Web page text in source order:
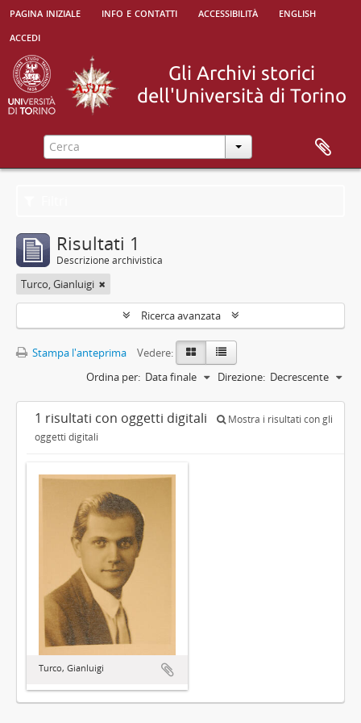
pagina iniziale info e contatti accessibilità
english
accedi
Risultati 1
Descrizione archivistica
Turco, Gianluigi
Ricerca avanzata
Stampa l'anteprima
Vedere:
Ordina per: Data finale Direzione: Decrescente
1 risultati con oggetti digitali
Mostra i risultati con gli
oggetti digitali
Turco, Gianluigi